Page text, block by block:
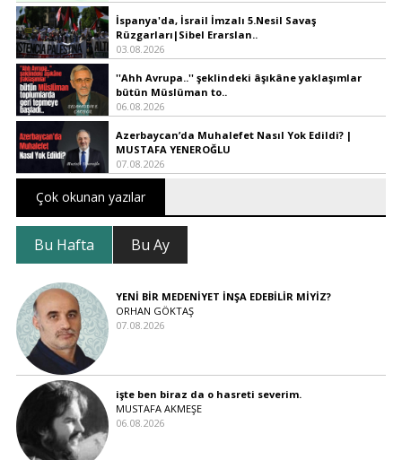
İspanya'da, İsrail İmzalı 5.Nesil Savaş
Rüzgarları|Sibel Erarslan..
03.08.2026
''Ahh Avrupa..'' şeklindeki âşıkâne yaklaşımlar
bütün Müslüman to..
06.08.2026
Azerbaycan’da Muhalefet Nasıl Yok Edildi? |
MUSTAFA YENEROĞLU
07.08.2026
Çok okunan yazılar
Bu Hafta Bu Ay
YENİ BİR MEDENİYET İNŞA EDEBİLİR MİYİZ?
ORHAN GÖKTAŞ
07.08.2026
işte ben biraz da o hasreti severim.
MUSTAFA AKMEŞE
06.08.2026